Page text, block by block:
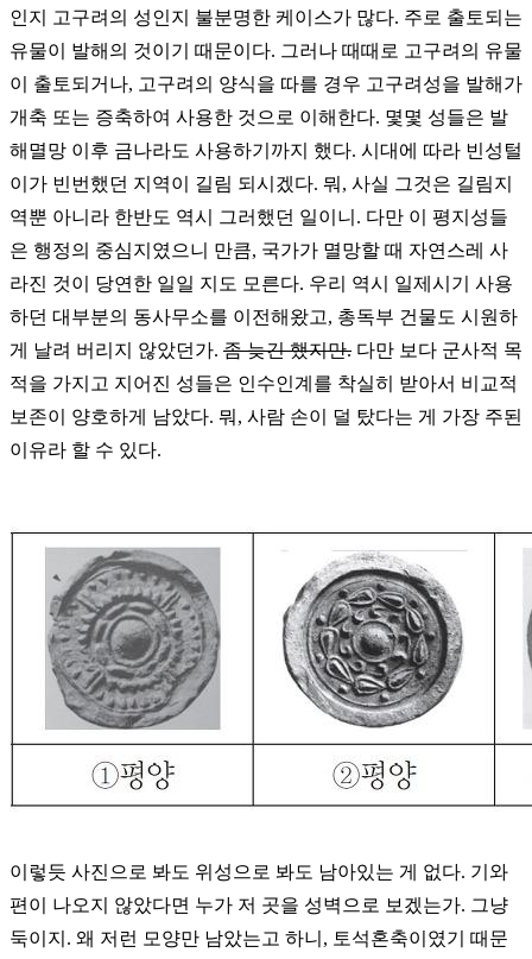
인지 고구려의 성인지 불분명한 케이스가 많다. 주로 출토되는
유물이 발해의 것이기 때문이다. 그러나 때때로 고구려의 유물
이 출토되거나, 고구려의 양식을 따를 경우 고구려성을 발해가
개축 또는 증축하여 사용한 것으로 이해한다. 몇몇 성들은 발
해멸망 이후 금나라도 사용하기까지 했다. 시대에 따라 빈성털
이가 빈번했던 지역이 길림 되시겠다. 뭐, 사실 그것은 길림지
역뿐 아니라 한반도 역시 그러했던 일이니. 다만 이 평지성들
은 행정의 중심지였으니 만큼, 국가가 멸망할 때 자연스레 사
라진 것이 당연한 일일 지도 모른다. 우리 역시 일제시기 사용
하던 대부분의 동사무소를 이전해왔고, 총독부 건물도 시원하
게 날려 버리지 않았던가. 좀 늦긴 했지만. 다만 보다 군사적 목
적을 가지고 지어진 성들은 인수인계를 착실히 받아서 비교적
보존이 양호하게 남았다. 뭐, 사람 손이 덜 탔다는 게 가장 주된
이유라 할 수 있다.
이렇듯 사진으로 봐도 위성으로 봐도 남아있는 게 없다. 기와
편이 나오지 않았다면 누가 저 곳을 성벽으로 보겠는가. 그냥
둑이지. 왜 저런 모양만 남았는고 하니, 토석혼축이였기 때문